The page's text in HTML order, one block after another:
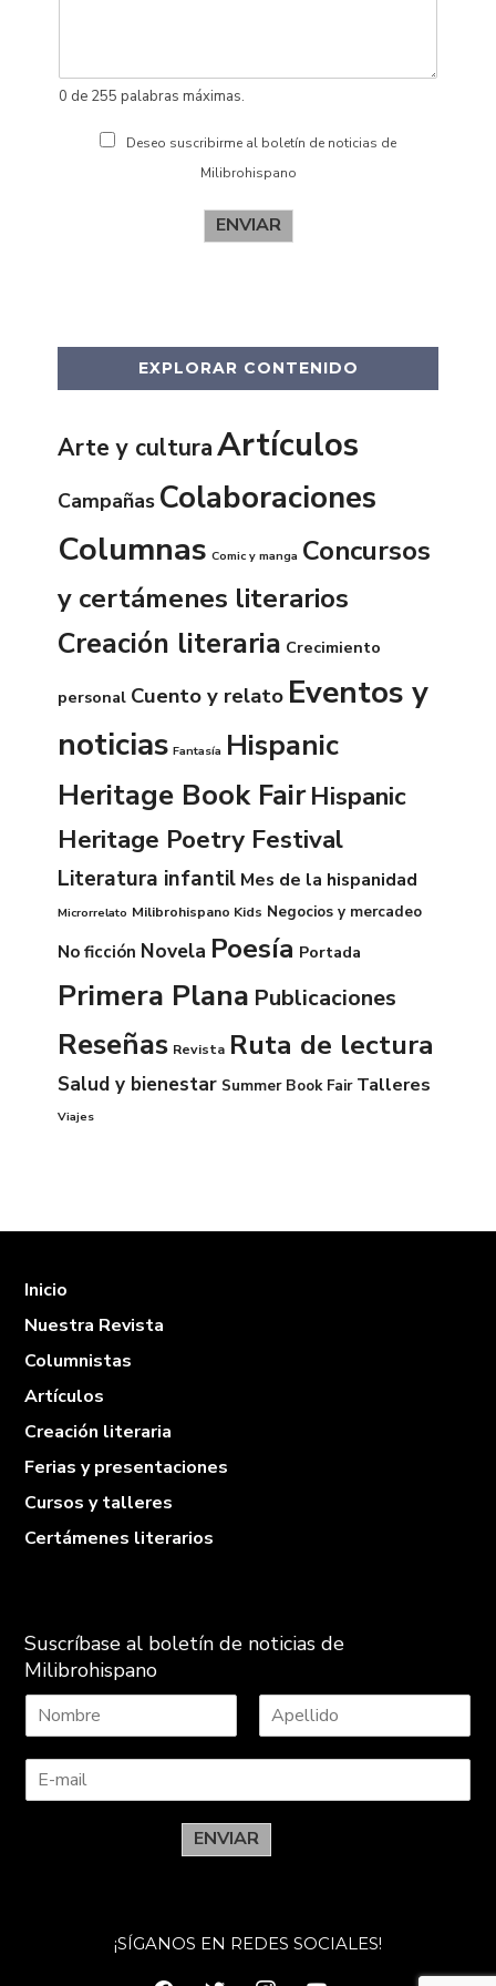
0 de 255 palabras máximas.
Deseo suscribirme al boletín de noticias de
Milibrohispano
ENVIAR
EXPLORAR CONTENIDO
Arte y culturaArtículos
Campañas Colaboraciones
Columnas Comic y manga Concursos
y certámenes literarios
Creación literaria Crecimiento
personal Cuento y relato Eventos y
noticias Fantasía Hispanic
Heritage Book FairHispanic
Heritage Poetry Festival
Literatura infantil Mes de la hispanidad
Microrrelato Milibrohispano Kids Negocios y mercadeo
No ficción Novela Poesía Portada
Primera Plana Publicaciones
Reseñas Revista Ruta de lectura
Salud y bienestar Summer Book Fair Talleres
Viajes
Inicio
Nuestra Revista
Columnistas
Artículos
Creación literaria
Ferias y presentaciones
Cursos y talleres
Certámenes literarios
Suscríbase al boletín de noticias de
Milibrohispano
o
b
p
l
d
ENVIAR
¡SÍGANOS EN REDES SOCIALES!